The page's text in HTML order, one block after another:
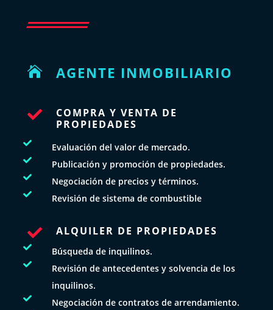
 AGENTE INMOBILIARIO

COMPRA Y VENTA DE
PROPIEDADES
 Evaluación del valor de mercado.
 Publicación y promoción de propiedades.
 Negociación de precios y términos.
 Revisión de sistema de combustible
 ALQUILER DE PROPIEDADES
 Búsqueda de inquilinos.

Revisión de antecedentes y solvencia de los
inquilinos.
 Negociación de contratos de arrendamiento.